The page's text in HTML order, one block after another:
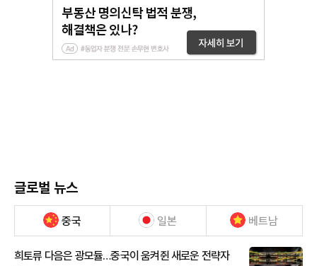
글로벌 뉴스
중국 일본 베트남
희토류 다음은 광모듈…중국이 움켜쥔 새로운 전략자